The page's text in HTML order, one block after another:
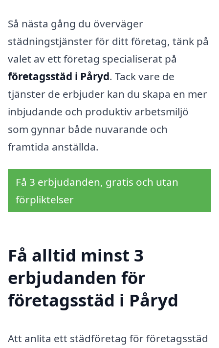
Så nästa gång du överväger
städningstjänster för ditt företag, tänk på
valet av ett företag specialiserat på
företagsstäd i Påryd. Tack vare de
tjänster de erbjuder kan du skapa en mer
inbjudande och produktiv arbetsmiljö
som gynnar både nuvarande och
framtida anställda.
Få 3 erbjudanden, gratis och utan
förpliktelser
Få alltid minst 3
erbjudanden för
företagsstäd i Påryd
Att anlita ett städföretag för företagsstäd